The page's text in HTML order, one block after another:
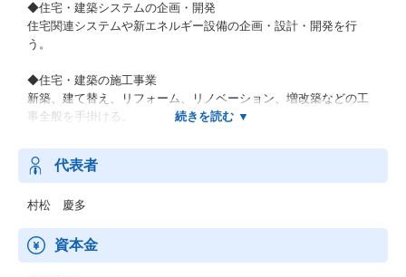
◆住宅・建築システムの企画・開発
住宅関連システムや新エネルギー設備の企画・設計・開発を行
う。
◆住宅・建築の施工事業
新築、建て替え、リフォーム、リノベーション、増改築などの工
事全般を手掛ける。
◆建材・住宅設備の販売・施工
住宅リフォーム建材や省エネルギー設備機器の販売・設置・施工
◆不動産再生・リノベーション事業
中古物件の再生や価値向上を目的としたリノベーション、不動産
活用を推進。
代表者
村松 慶多
資本金